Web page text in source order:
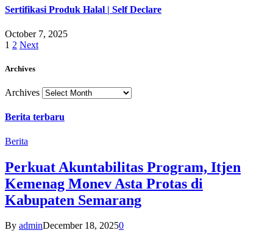
Sertifikasi Produk Halal | Self Declare
October 7, 2025
1 2 Next
Archives
Archives
Berita terbaru
Berita
Perkuat Akuntabilitas Program, Itjen
Kemenag Monev Asta Protas di
Kabupaten Semarang
By adminDecember 18, 20250